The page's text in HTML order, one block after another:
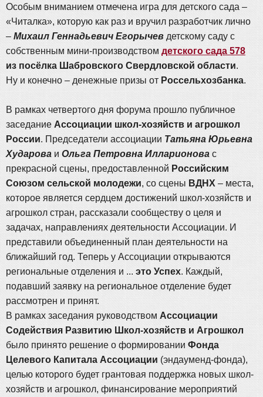
Особым вниманием отмечена игра для детского сада –
«Читалка», которую как раз и вручил разработчик лично
– Михаил Геннадьевич Егорычев детскому саду с
собственным мини-производством детского сада 578
из посёлка Шабровского Свердловской области.
Ну и конечно – денежные призы от Россельхозбанка.
В рамках четвертого дня форума прошло публичное
заседание Ассоциации школ-хозяйств и агрошкол
России. Председатели ассоциации Татьяна Юрьевна
Хударова и Ольга Петровна Илларионова с
прекрасной сцены, предоставленной Российским
Союзом сельской молодежи, со сцены ВДНХ – места,
которое является сердцем достижений школ-хозяйств и
агрошкол стран, рассказали сообществу о целя и
задачах, направлениях деятельности Ассоциации. И
представили объединенный план деятельности на
ближайший год. Теперь у Ассоциации открываются
региональные отделения и ... это Успех. Каждый,
подавший заявку на региональное отделение будет
рассмотрен и принят.
В рамках заседания руководством Ассоциации
Содействия Развитию Школ-хозяйств и Агрошкол
было принято решение о формировании Фонда
Целевого Капитала Ассоциации (эндауменд-фонда),
целью которого будет грантовая поддержка новых школ-
хозяйств и агрошкол, финансирование мероприятий